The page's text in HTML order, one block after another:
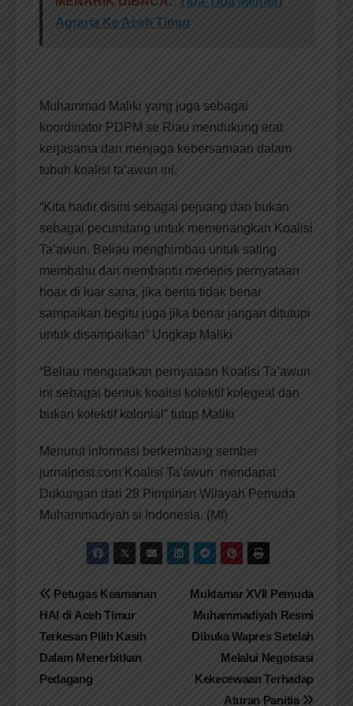
Agraria Ke Aceh Timur
Muhammad Maliki yang juga sebagai
koordinator PDPM se Riau mendukung erat
kerjasama dan menjaga kebersamaan dalam
tubuh koalisi ta’awun ini.
“Kita hadir disini sebagai pejuang dan bukan
sebagai pecundang untuk memenangkan Koalisi
Ta’awun. Beliau menghimbau untuk saling
membahu dan membantu menepis pernyataan
hoax di luar sana, jika berita tidak benar
sampaikan begitu juga jika benar jangan ditutupi
untuk disampaikan” Ungkap Maliki
“Beliau menguatkan pernyataan Koalisi Ta’awun
ini sebagai bentuk koalisi kolektif kolegeal dan
bukan kolektif kolonial” tutup Maliki
Menurut informasi berkembang sember
jurnalpost.com Koalisi Ta’awun mendapat
Dukungan dari 28 Pimpinan Wilayah Pemuda
Muhammadiyah si Indonesia. (Mf)
Navigasi
pos
Muktamar XVII Pemuda
Muhammadiyah Resmi
Dibuka Wapres Setelah
Melalui Negoisasi
Kekecewaan Terhadap
Aturan Panitia
Petugas Keamanan
HAI di Aceh Timur
Terkesan Pilih Kasih
Dalam Menerbitkan
Pedagang